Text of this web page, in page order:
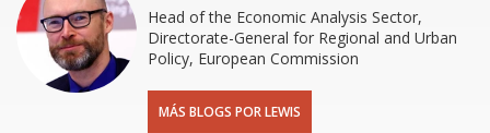
Head of the Economic Analysis Sector,
Directorate-General for Regional and Urban
Policy, European Commission
MÁS BLOGS POR LEWIS